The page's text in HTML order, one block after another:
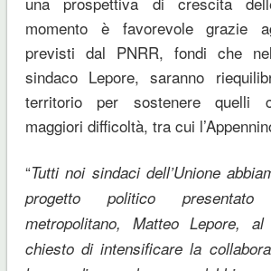
momento è favorevole grazie
previsti dal PNRR, fondi che
sindaco Lepore, saranno
territorio per sostenere quelli
maggiori difficoltà, tra cui
“Tutti noi sindaci dell’Unione
progetto politico
metropolitano, Matteo Lepore,
chiesto di intensificare la